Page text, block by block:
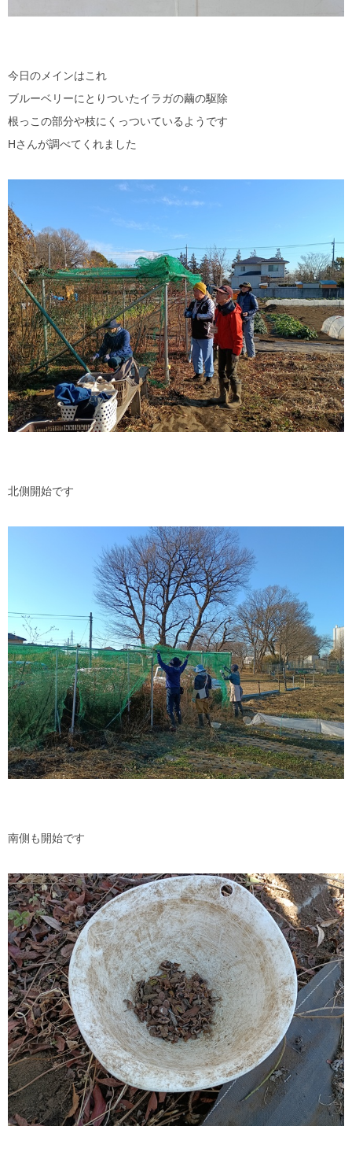
今日のメインはこれ
ブルーベリーにとりついたイラガの繭の駆除
根っこの部分や枝にくっついているようです
Hさんが調べてくれました
北側開始です
南側も開始です